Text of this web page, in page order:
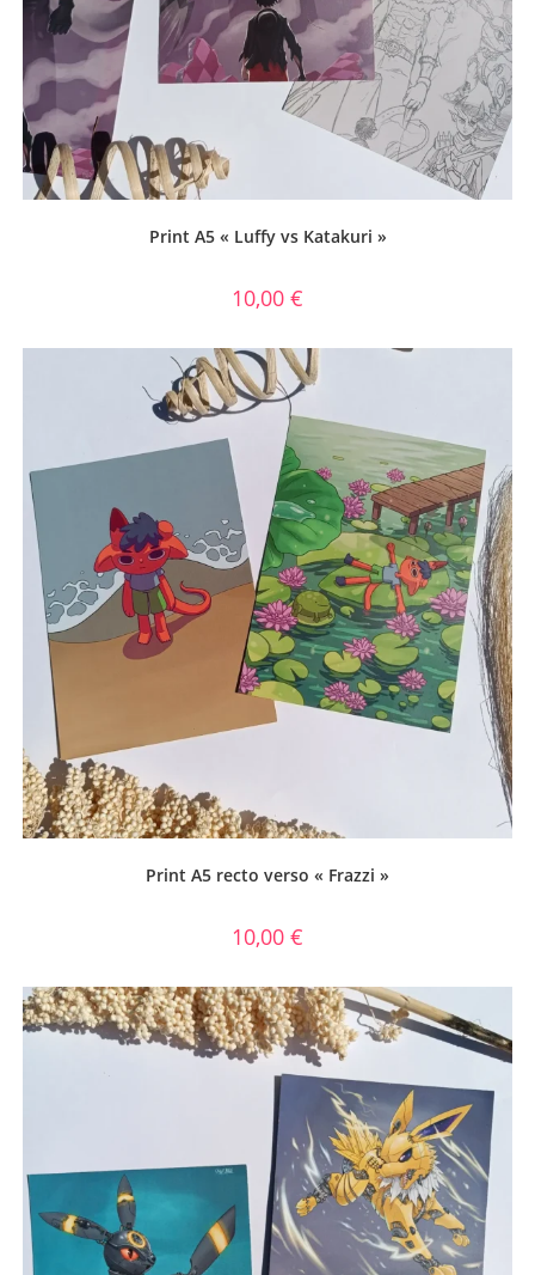
Print A5 « Luffy vs Katakuri »
10,00 €
Print A5 recto verso « Frazzi »
10,00 €